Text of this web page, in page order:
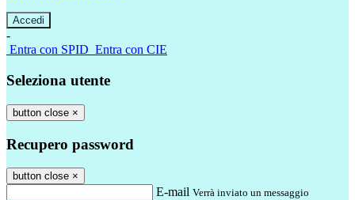
-
Entra con SPID Entra con CIE
Seleziona utente
button close ×
Recupero password
button close ×
E-mail Verrà inviato un messaggio